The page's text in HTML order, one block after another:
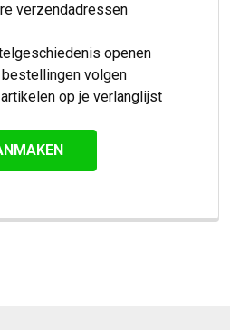
verzendadressen
openen
bestellingen volgen
artikelen op je verlanglijst